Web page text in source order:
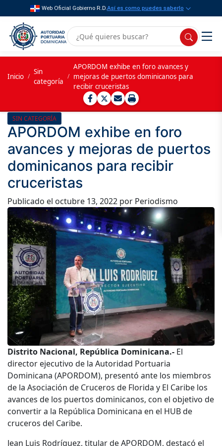
Web Oficial Gobierno R.D.Así es como puedes saberlo
Inicio /
Sin
categoría
/
APORDOM exhibe en foro avances y
mejoras de puertos dominicanos para
recibir cruceristas
SIN CATEGORÍA
APORDOM exhibe en foro
avances y mejoras de puertos
dominicanos para recibir
cruceristas
Publicado el octubre 13, 2022 por Periodismo
Distrito Nacional, República Dominicana.- El
director ejecutivo de la Autoridad Portuaria
Dominicana (APORDOM), presentó ante los miembros
de la Asociación de Cruceros de Florida y El Caribe los
avances de los puertos dominicanos, con el objetivo de
convertir a la República Dominicana en el HUB de
cruceros del Caribe.
Jean Luis Rodríguez, titular de APORDOM, destacó el